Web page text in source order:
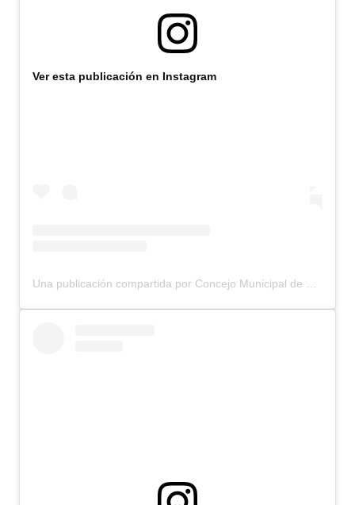
Ver esta publicación en Instagram